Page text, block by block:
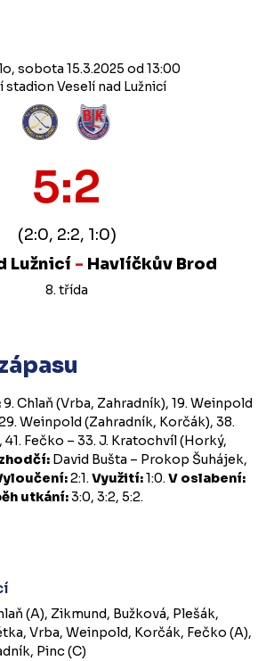
sobota 15.3.2025 od 13:00
stadion Veselí nad Lužnicí
5:2
(2:0, 2:2, 1:0)
Lužnicí - Havlíčkův Brod
8. třída
9. Chlaň (Vrba, Zahradník), 19. Weinpold
Weinpold (Zahradník, Korčák), 38.
Fečko – 33. J. Kratochvíl (Horký,
David Bušta – Prokop Šuhájek,
2:1.Využití:1:0.V oslabení:
utkání:3:0, 3:2, 5:2.
(A), Zikmund, Bužková, Plešák,
Vrba, Weinpold, Korčák, Fečko (A),
Pinc (C)